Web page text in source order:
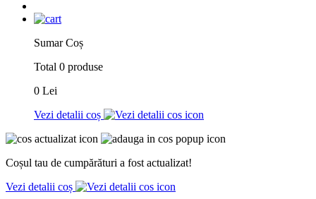
Sumar Coș
Total 0 produse
0 Lei
Vezi detalii coș
Coșul tau de cumpărături a fost actualizat!
Vezi detalii coș